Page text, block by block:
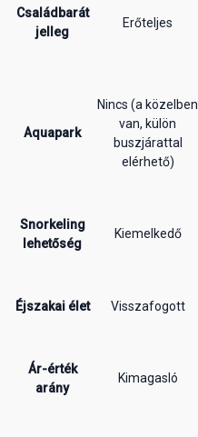
Családbarát
jelleg
Erőteljes
Aquapark
Nincs (a közelben
van, külön
buszjárattal
elérhető)
Snorkeling
lehetőség
Kiemelkedő
Éjszakai élet Visszafogott
Ár-érték
arány
Kimagasló